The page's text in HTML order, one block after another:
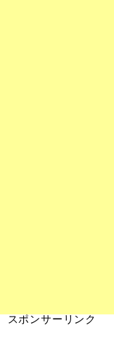
スポンサーリンク